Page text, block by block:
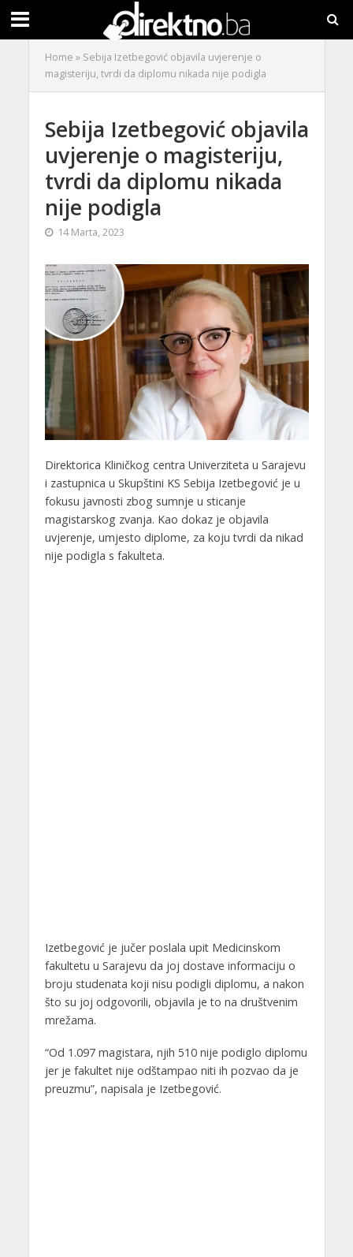
Home » Sebija Izetbegović objavila uvjerenje o
magisteriju, tvrdi da diplomu nikada nije podigla
Sebija Izetbegović objavila
uvjerenje o magisteriju,
tvrdi da diplomu nikada
nije podigla
14 Marta, 2023
Direktorica Kliničkog centra Univerziteta u Sarajevu
i zastupnica u Skupštini KS Sebija Izetbegović je u
fokusu javnosti zbog sumnje u sticanje
magistarskog zvanja. Kao dokaz je objavila
uvjerenje, umjesto diplome, za koju tvrdi da nikad
nije podigla s fakulteta.
Izetbegović je jučer poslala upit Medicinskom
fakultetu u Sarajevu da joj dostave informaciju o
broju studenata koji nisu podigli diplomu, a nakon
što su joj odgovorili, objavila je to na društvenim
mrežama.
“Od 1.097 magistara, njih 510 nije podiglo diplomu
jer je fakultet nije odštampao niti ih pozvao da je
preuzmu”, napisala je Izetbegović.